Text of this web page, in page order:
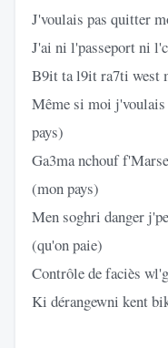
J'voulais pas quitter
J'ai ni l'passeport ni
B9it ta l9it ra7ti west
Même si moi j'voulais
pays)
Ga3ma nchouf
(mon pays)
Men soghri danger
(qu'on paie)
Contrôle de faciès
Ki dérangewni kent